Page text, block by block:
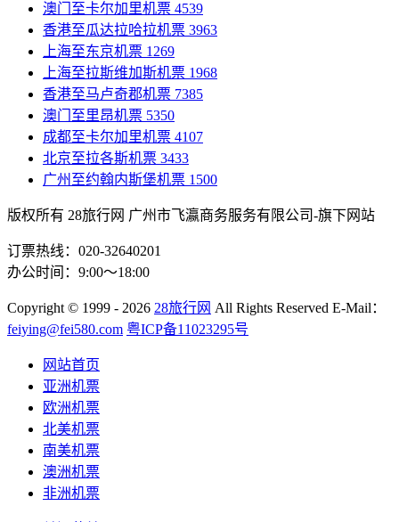
澳门至卡尔加里机票 4539
香港至瓜达拉哈拉机票 3963
上海至东京机票 1269
上海至拉斯维加斯机票 1968
香港至马卢奇郡机票 7385
澳门至里昂机票 5350
成都至卡尔加里机票 4107
北京至拉各斯机票 3433
广州至约翰内斯堡机票 1500
版权所有 28旅行网 广州市飞瀛商务服务有限公司-旗下网站
订票热线：020-32640201
办公时间：9:00～18:00
Copyright © 1999 - 2026 28旅行网 All Rights Reserved E-Mail：
feiying@fei580.com 粤ICP备11023295号
网站首页
亚洲机票
欧洲机票
北美机票
南美机票
澳洲机票
非洲机票